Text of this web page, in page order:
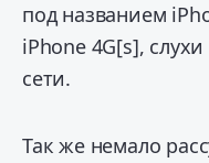
под названием
iPhone 4G[s],
сети.
Так же немало